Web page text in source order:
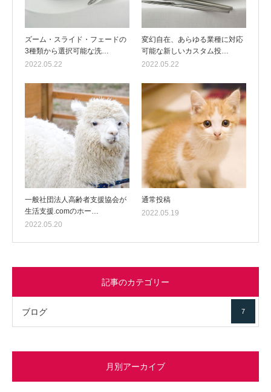
ズーム・スライド・フェードの
3種類から選択可能な洗…
2022.05.22
変幻自在、あらゆる業種に対応
可能な新しいカスタム投…
2022.05.22
一般社団法人高齢者支援協会が
生活支援.comのホー…
2022.05.20
通常投稿
2022.05.19
記事のカテゴリー
ブログ 7
月別アーカイブ